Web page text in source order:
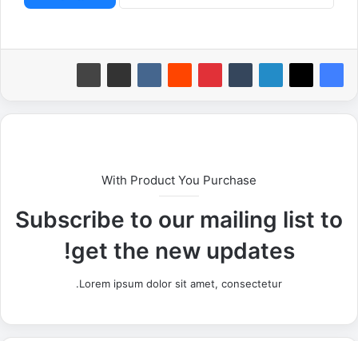
With Product You Purchase
Subscribe to our mailing list to
get the new updates!
Lorem ipsum dolor sit amet, consectetur.